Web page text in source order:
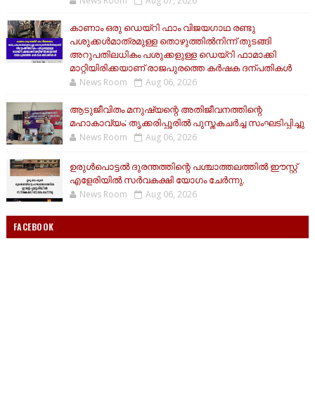
കാണാം ഒരു ഡെയ്‌റി ഫാം വിജയഗാഥ രണ്ടു
പശുക്കൾമാത്രമുള്ള തൊഴുത്തിൽനിന്ന് തുടങ്ങി
അറുപതിലധികം പശുക്കളുള്ള ഡെയ്റി ഫാമാക്കി
മാറ്റിയിരിക്കയാണ് രാജപുരത്തെ കർഷക ദന്പതികൾ
News Room Aug 06, 2026
ആടുജീവിതം മനുഷ്യന്റെ അതിജീവനത്തിന്റെ
മഹാകാവ്യം; തൃക്കരിപ്പൂരിൽ പുസ്തകചർച്ച സംഘടിപ്പിച്ചു
News Room Aug 06, 2026
ഉരുൾപൊട്ടൽ ദുരന്തത്തിന്റെ പശ്ചാത്തലത്തിൽ ഈസ്റ്റ്‌
എളേരിയിൽ സർവകക്ഷി യോഗം ചേർന്നു.
News Room Aug 06, 2026
FACEBOOK